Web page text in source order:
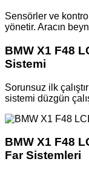
Sensörler ve
yönetir. Aracın
BMW X1 F48
Sistemi
Sorunsuz ilk
sistemi düzgün
BMW X1 F48
Far Sistemleri